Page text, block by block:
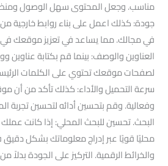
مناسب. وجعل المحتوى سهل الوصول
جودة: كذلك اعمل على بناء روابط خارجية
في مجالك. مما يساعد في تعزيز موقعك في
العناوين والوصف: بينما قم بكتابة
لصفحات موقعك تحتوي على الكلمات
سرعة التحميل والأداء: كذلك تأكد من أن
وفعالية. وقم بتحسين أدائه لتحسين تجربة
البحث. تحسين للبحث المحلي: إذا كانت
محليًا قويًا عبر إدراج معلوماتك بشكل دقيق
والخرائط الرقمية. التركيز على الجودة بدلاً